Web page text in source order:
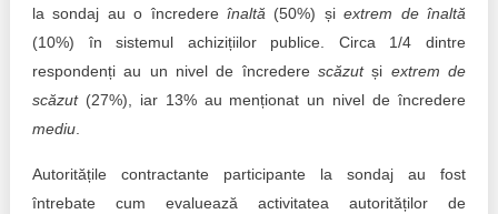
la sondaj au o încredere înaltă (50%) șiextrem de înaltă
(10%) în sistemul achizițiilor publice. Circa 1/4 dintre
respondenți au un nivel de încrederescăzutși extrem de
scăzut(27%), iar 13% au menționat un nivel de încredere
mediu.
Autoritățile contractante participante la sondaj au fost
întrebate cum evaluează activitatea autorităților de